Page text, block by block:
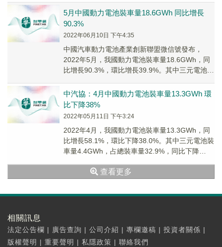
代磷酸...
5月中國動力電池裝車量18.6GWh 同比增長
90.3%
2022年06月10日 下午4:35
中國汽車動力電池產業創新聯盟微信號發布，
2022年5月，我國動力電池裝車量18.6GWh，同
比增長90.3%，環比增長39.9%。其中三元電池裝
中汽協：4月中國動力電池裝車量13.3GWh 環
比下降38%
2022年05月11日 下午3:24
2022年4月，我國動力電池裝車量13.3GWh，同
比增長58.1%，環比下降38.0%。其中三元電池裝
車量4.4GWh，占總裝車量32.9%，同比下降
查看更多
相關訊息
法定公告欄 | 廣告查詢 | 公司介紹 | 專欄邀稿 | 投資者關係 |
版權聲明 | 重要聲明 | 私隱政策 | 聯絡我們